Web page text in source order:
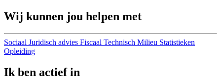
Wij kunnen jou helpen met
Sociaal Juridisch advies Fiscaal Technisch Milieu Statistieken
Opleiding
Ik ben actief in